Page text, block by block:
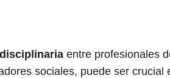
entre profesionales
sociales, puede ser